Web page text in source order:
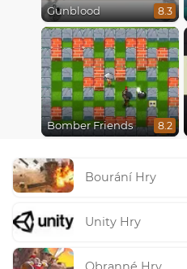
Gunblood 8.3
Bomber Friends 8.2
Bourání Hry
Unity Hry